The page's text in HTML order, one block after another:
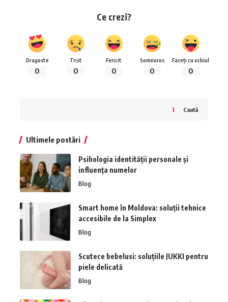
Ce crezi?
Dragoste
0
Trist
0
Fericit
0
Somnoros
0
Faceți cu ochiul
0
Caută
Ultimele postări
Psihologia identității personale și
influența numelor
Blog
Smart home în Moldova: soluții tehnice
accesibile de la Simplex
Blog
Scutece bebelusi: soluțiile JUKKI pentru
piele delicată
Blog